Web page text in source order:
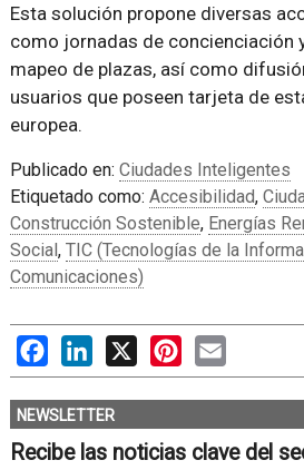
Esta solución propone diversas
como jornadas de concienciación
mapeo de plazas, así como
usuarios que poseen tarjeta de
europea.
Publicado en: Ciudades Inteligentes
Etiquetado como: Accesibilidad,
Construcción Sostenible, Energías
Social, TIC (Tecnologías de la
Comunicaciones)
FacebookLinkedIn
X PinterestEmail
NEWSLETTER
Recibe las noticias clave del